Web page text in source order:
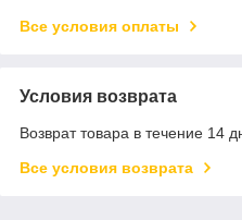
Все условия оплаты
Условия возврата
Возврат товара в течение 14
Все условия возврата